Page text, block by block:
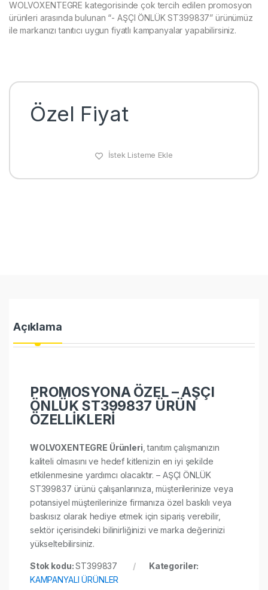
WOLVOXENTEGRE kategorisinde çok tercih edilen promosyon
ürünleri arasında bulunan “- AŞÇI ÖNLÜK ST399837” ürünümüz
ile markanızı tanıtıcı uygun fiyatlı kampanyalar yapabilirsiniz.
Özel Fiyat
İstek Listeme Ekle
Açıklama
PROMOSYONA ÖZEL – AŞÇI
ÖNLÜK ST399837 ÜRÜN
ÖZELLİKLERİ
WOLVOXENTEGRE Ürünleri , tanıtım çalışmanızın
kaliteli olmasını ve hedef kitlenizin en iyi şekilde
etkilenmesine yardımcı olacaktır. – AŞÇI ÖNLÜK
ST399837 ürünü çalışanlarınıza, müşterilerinize veya
potansiyel müşterilerinize firmanıza özel baskılı veya
baskısız olarak hediye etmek için sipariş verebilir,
sektör içerisindeki bilinirliğinizi ve marka değerinizi
yükseltebilirsiniz.
Stok kodu:ST399837
Kategoriler:
KAMPANYALI ÜRÜNLER